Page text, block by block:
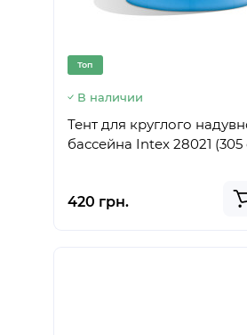
Топ
В наличии
Тент для круглого
бассейна Intex 28021 (305
420 грн.